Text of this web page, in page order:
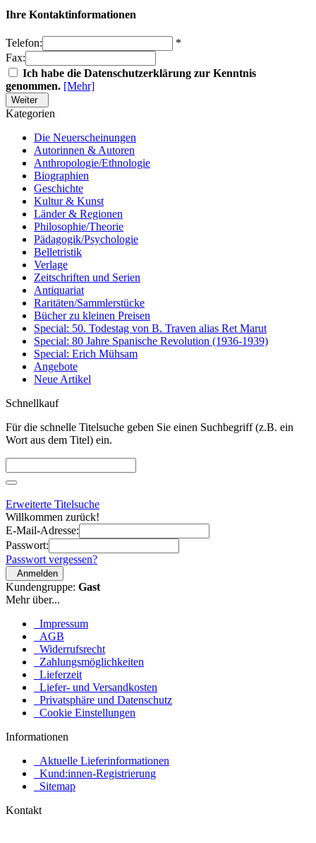
Ihre Kontaktinformationen
Telefon:
*
Fax:
Ich habe die Datenschutzerklärung zur Kenntnis
genommen. [Mehr]
Weiter
Kategorien
Die Neuerscheinungen
Autorinnen & Autoren
Anthropologie/Ethnologie
Biographien
Geschichte
Kultur & Kunst
Länder & Regionen
Philosophie/Theorie
Pädagogik/Psychologie
Belletristik
Verlage
Zeitschriften und Serien
Antiquariat
Raritäten/Sammlerstücke
Bücher zu kleinen Preisen
Special: 50. Todestag von B. Traven alias Ret Marut
Special: 80 Jahre Spanische Revolution (1936-1939)
Special: Erich Mühsam
Angebote
Neue Artikel
Schnellkauf
Für die schnelle Titelsuche geben Sie einen Suchbegriff (z.B. ein
Wort aus dem Titel) ein.
Erweiterte Titelsuche
Willkommen zurück!
E-Mail-Adresse:
Passwort:
Passwort vergessen?
Anmelden
Kundengruppe: Gast
Mehr über...
Impressum
AGB
Widerrufsrecht
Zahlungsmöglichkeiten
Lieferzeit
Liefer- und Versandkosten
Privatsphäre und Datenschutz
Cookie Einstellungen
Informationen
Aktuelle Lieferinformationen
Kund:innen-Registrierung
Sitemap
Kontakt